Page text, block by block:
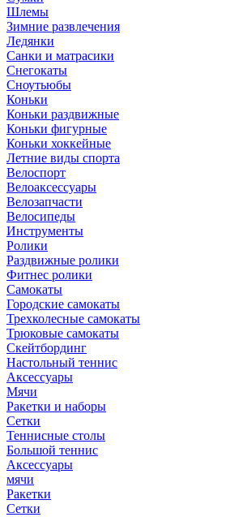
Шлемы
Зимние развлечения
Ледянки
Санки и матрасики
Снегокаты
Сноутьюбы
Коньки
Коньки раздвижные
Коньки фигурные
Коньки хоккейные
Летние виды спорта
Велоспорт
Велоаксессуары
Велозапчасти
Велосипеды
Инструменты
Ролики
Раздвижные ролики
Фитнес ролики
Самокаты
Городские самокаты
Трехколесные самокаты
Трюковые самокаты
Скейтбординг
Настольный теннис
Аксессуары
Мячи
Ракетки и наборы
Сетки
Теннисные столы
Большой теннис
Аксессуары
мячи
Ракетки
Сетки